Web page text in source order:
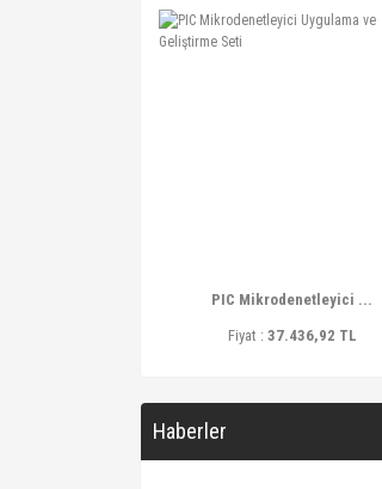
PIC Mikrodenetleyici ...
Fiyat : 37.436,92 TL
Haberler